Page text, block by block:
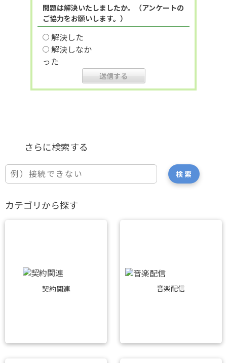
問題は解決いたしましたか。（アンケートの
ご協力をお願いします。）
解決した
解決しなか
った
カテゴリから探す
契約関連 音楽配信